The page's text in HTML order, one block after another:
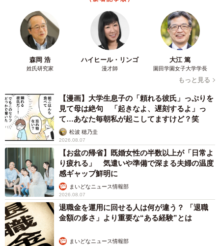
森岡 浩
姓氏研究家
ハイヒール・リンゴ
漫才師
大江 篤
園田学園女子大学学長
もっと見る
【漫画】大学生息子の「頼れる彼氏」っぷりを
見て母は絶句 「起きなよ、遅刻するよ」っ
て…あなた毎朝私が起こしてますけど？笑
松波 穂乃圭
2026.08.07
【お盆の帰省】既婚女性の半数以上が「日常よ
り疲れる」 気遣いや準備で深まる夫婦の温度
感ギャップ鮮明に
まいどなニュース情報部
2026.08.07
退職金を運用に回せる人は何が違う？ 「退職
金額の多さ」より重要な“ある経験”とは
まいどなニュース情報部